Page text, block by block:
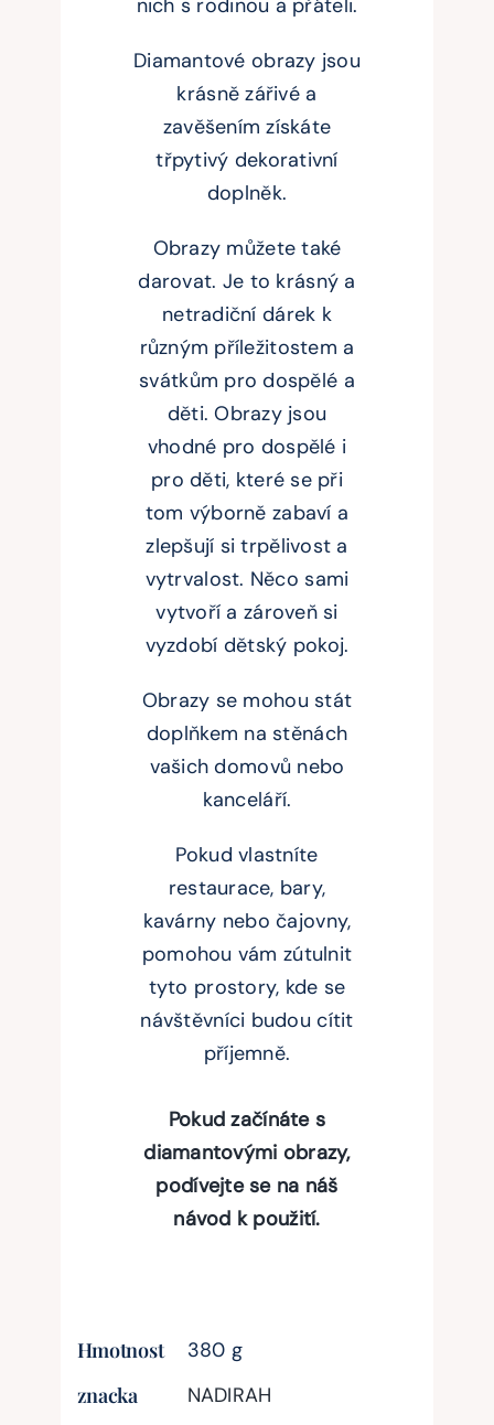
nich s rodinou a přáteli.
Diamantové obrazy jsou
krásně zářivé a
zavěšením získáte
třpytivý dekorativní
doplněk.
Obrazy můžete také
darovat. Je to krásný a
netradiční dárek k
různým příležitostem a
svátkům pro dospělé a
děti. Obrazy jsou
vhodné pro dospělé i
pro děti, které se při
tom výborně zabaví a
zlepšují si trpělivost a
vytrvalost. Něco sami
vytvoří a zároveň si
vyzdobí dětský pokoj.
Obrazy se mohou stát
doplňkem na stěnách
vašich domovů nebo
kanceláří.
Pokud vlastníte
restaurace, bary,
kavárny nebo čajovny,
pomohou vám zútulnit
tyto prostory, kde se
návštěvníci budou cítit
příjemně.
Pokud začínáte s
diamantovými obrazy,
podívejte se na náš
návod k použití.
Hmotnost
380 g
znacka
NADIRAH